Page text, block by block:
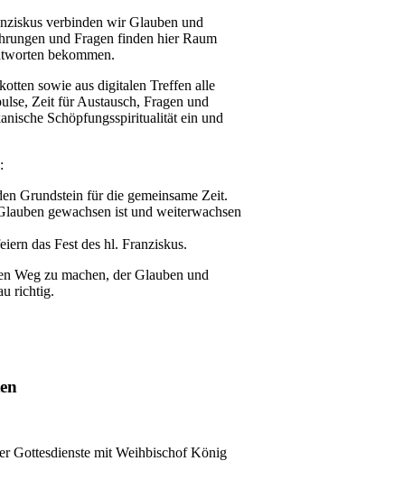
verbinden wir Glauben und
und Fragen finden hier Raum
bekommen.
sowie aus digitalen Treffen alle
Zeit für Austausch, Fragen und
Schöpfungsspiritualität ein und
Grundstein für die gemeinsame Zeit.
gewachsen ist und weiterwachsen
das Fest des hl. Franziskus.
Weg zu machen, der Glauben und
richtig.
Gottesdienste mit Weihbischof König